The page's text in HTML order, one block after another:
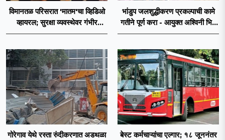
विमानतळ परिसरात 'मातम'चा व्हिडिओ
व्हायरल; सुरक्षा व्यवस्थेवर गंभीर
प्रश्नचिन्ह
भांडुप जलशुद्धीकरण प्रकल्पाची कामे
गतीने पूर्ण करा - आयुक्त अश्विनी भिडे
यांचे निर्देश
गोरेगाव येथे रस्ता रुंदीकरणात अडथळा
बेस्ट कर्मचाऱ्यांचा एल्गार; १८ जूननंतर